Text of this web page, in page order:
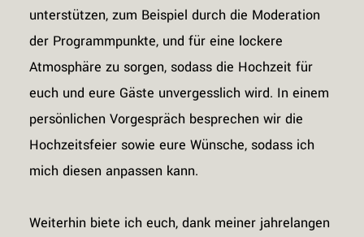
unterstützen, zum Beispiel durch die Moderation
der Programmpunkte, und für eine lockere
Atmosphäre zu sorgen, sodass die Hochzeit für
euch und eure Gäste unvergesslich wird. In einem
persönlichen Vorgespräch besprechen wir die
Hochzeitsfeier sowie eure Wünsche, sodass ich
mich diesen anpassen kann.
Weiterhin biete ich euch, dank meiner jahrelangen